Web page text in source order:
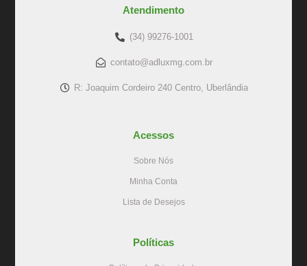
Atendimento
(34) 99276-1001
contato@adluxmg.com.br
R: Joaquim Cordeiro 240 Centro, Uberlândia
Acessos
Sobre Nós
Minha Conta
Lista de Desejos
Políticas